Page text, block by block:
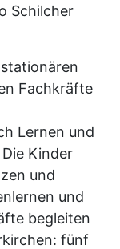
Schilcher
Fachkräfte
Lernen und
Kinder
und
und
begleiten
fünf